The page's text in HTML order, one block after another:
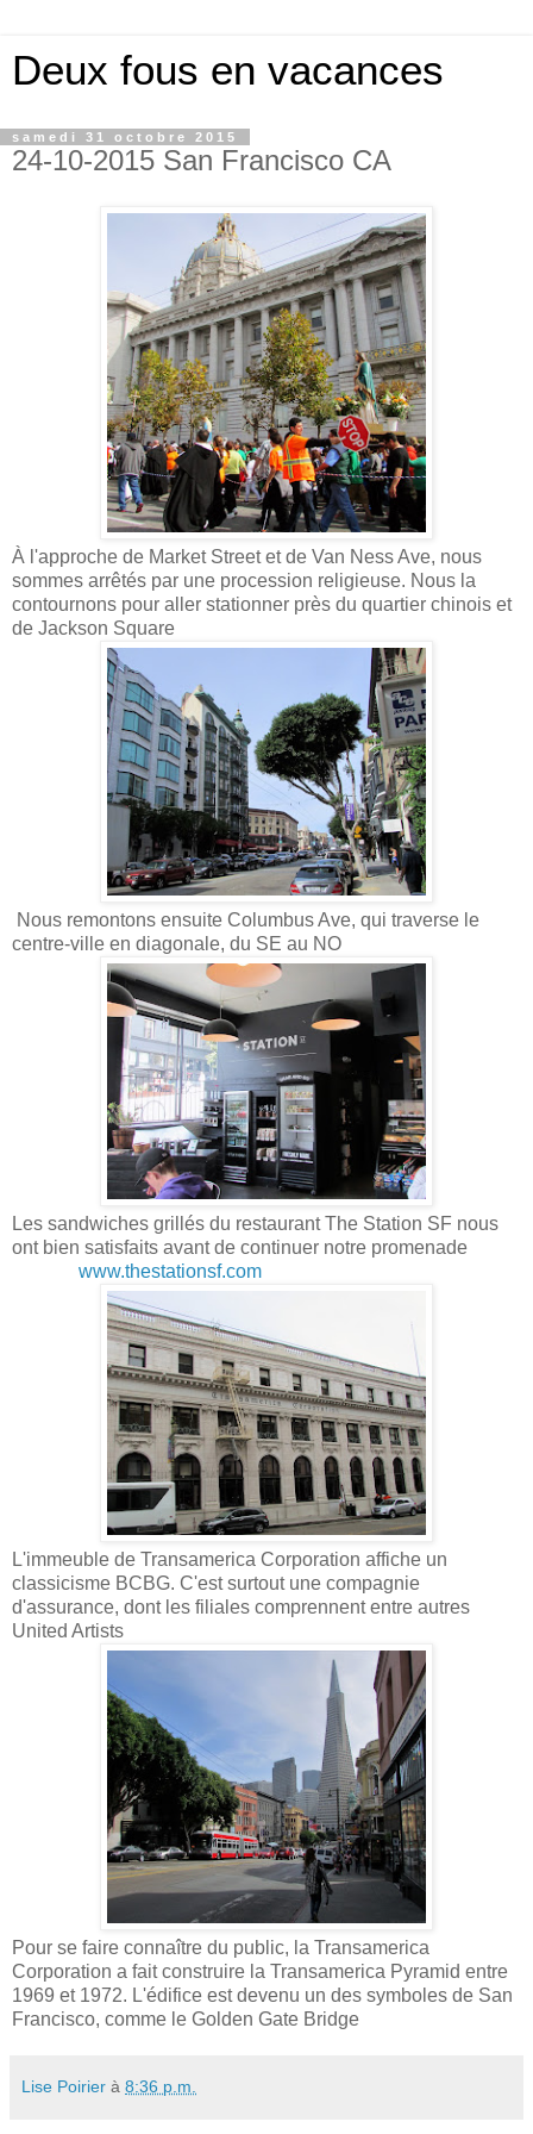
Deux fous en vacances
samedi 31 octobre 2015
24-10-2015 San Francisco CA
À l'approche de Market Street et de Van Ness Ave, nous
sommes arrêtés par une procession religieuse. Nous la
contournons pour aller stationner près du quartier chinois et
de Jackson Square
Nous remontons ensuite Columbus Ave, qui traverse le
centre-ville en diagonale, du SE au NO
Les sandwiches grillés du restaurant The Station SF nous
ont bien satisfaits avant de continuer notre promenade
www.thestationsf.com
L'immeuble de Transamerica Corporation affiche un
classicisme BCBG. C'est surtout une compagnie
d'assurance, dont les filiales comprennent entre autres
United Artists
Pour se faire connaître du public, la Transamerica
Corporation a fait construire la Transamerica Pyramid entre
1969 et 1972. L'édifice est devenu un des symboles de San
Francisco, comme le Golden Gate Bridge
Lise Poirier à 8:36 p.m.